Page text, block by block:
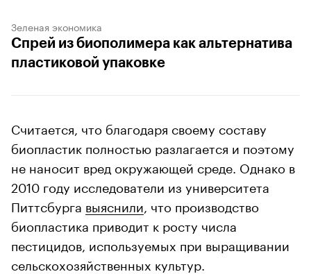
Зеленая экономика
Cпрей из биополимера как альтернатива
пластиковой упаковке
Считается, что благодаря своему составу
биопластик полностью разлагается и поэтому
не наносит вред окружающей среде. Однако в
2010 году исследователи из университета
Питтсбурга выяснили , что производство
биопластика приводит к росту числа
пестицидов, используемых при выращивании
сельскохозяйственных культур.